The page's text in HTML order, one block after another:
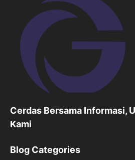
Cerdas Bersama Informasi,
Kami
Blog Categories